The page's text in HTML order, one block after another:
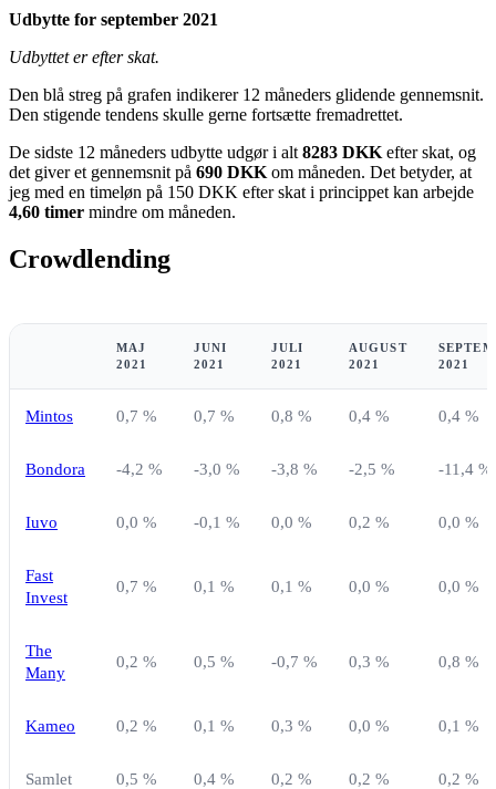
Udbytte for september 2021
Udbyttet er efter skat.
Den blå streg på grafen indikerer 12 måneders glidende gennemsnit.
Den stigende tendens skulle gerne fortsætte fremadrettet.
De sidste 12 måneders udbytte udgør i alt 8283 DKK efter skat, og
det giver et gennemsnit på 690 DKK om måneden. Det betyder, at
jeg med en timeløn på 150 DKK efter skat i princippet kan arbejde
4,60 timer mindre om måneden.
Crowdlending
MAJ
2021
JUNI
2021
JULI
2021
AUGUST
2021
2021
Mintos 0,7 % 0,7 % 0,8 % 0,4 % 0,4 %
Bondora -4,2 % -3,0 % -3,8 % -2,5 % -11,4 %
Iuvo 0,0 % -0,1 % 0,0 % 0,2 % 0,0 %
Fast
Invest
0,7 % 0,1 % 0,1 % 0,0 % 0,0 %
The
Many
0,2 % 0,5 % -0,7 % 0,3 % 0,8 %
Kameo 0,2 % 0,1 % 0,3 % 0,0 % 0,1 %
Samlet 0,5 % 0,4 % 0,2 % 0,2 % 0,2 %